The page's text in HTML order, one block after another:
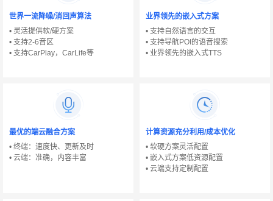
世界一流降噪/消回声算法
• 灵活提供软/硬方案
• 支持2-6音区
• 支持CarPlay，CarLife等
业界领先的嵌入式方案
• 支持自然语言的交互
• 支持导航POI的语音搜索
• 业界领先的嵌入式TTS
最优的端云融合方案
• 终端：速度快、更新及时
• 云端：准确，内容丰富
计算资源充分利用/成本优化
• 软硬方案灵活配置
• 嵌入式方案低资源配置
• 云端支持定制配置